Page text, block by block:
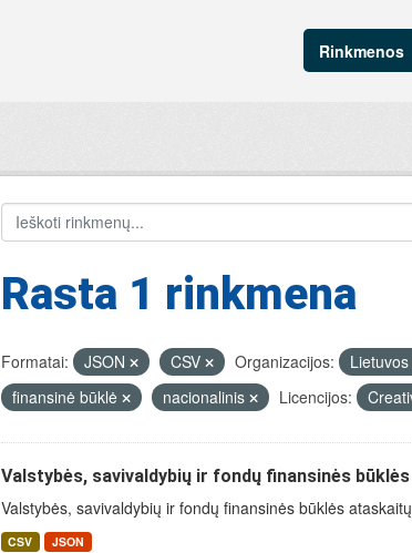
Rinkmenos
Rasta 1 rinkmena
Formatai: JSON CSV Organizacijos:
finansinė būklė
nacionalinis Licencijos:
Valstybės, savivaldybių ir fondų finansinės
Valstybės, savivaldybių ir fondų finansinės būklės
CSV JSON